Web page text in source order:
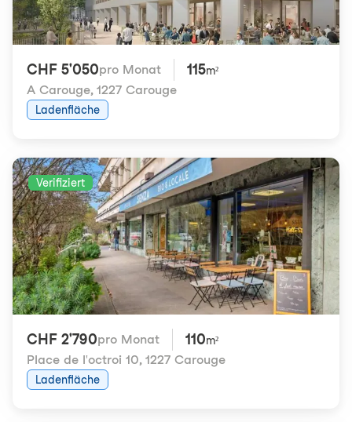
CHF 5'050pro Monat 115m²
A Carouge, 1227 Carouge
Ladenfläche
Verifiziert
CHF 2'790pro Monat 110m²
Place de l'octroi 10, 1227 Carouge
Ladenfläche